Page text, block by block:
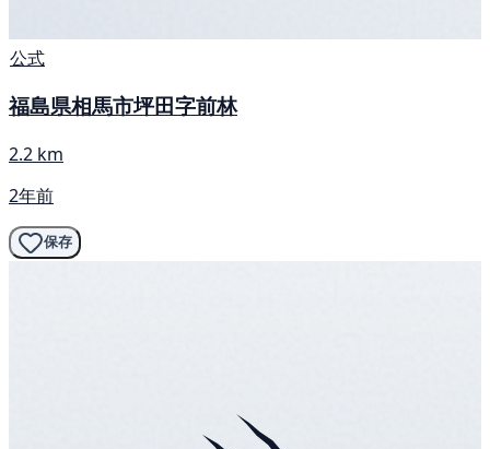
公式
福島県相馬市坪田字前林
2.2 km
2年前
保存